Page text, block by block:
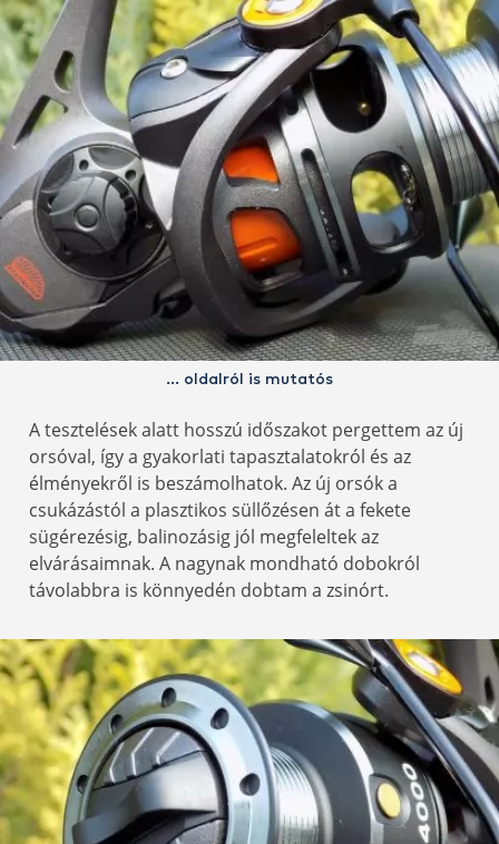
… oldalról is mutatós
A tesztelések alatt hosszú időszakot pergettem az új
orsóval, így a gyakorlati tapasztalatokról és az
élményekről is beszámolhatok. Az új orsók a
csukázástól a plasztikos süllőzésen át a fekete
sügérezésig, balinozásig jól megfeleltek az
elvárásaimnak. A nagynak mondható dobokról
távolabbra is könnyedén dobtam a zsinórt.